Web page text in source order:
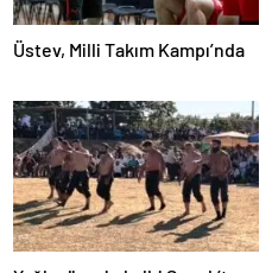
Üstev, Milli Takım Kampı’nda